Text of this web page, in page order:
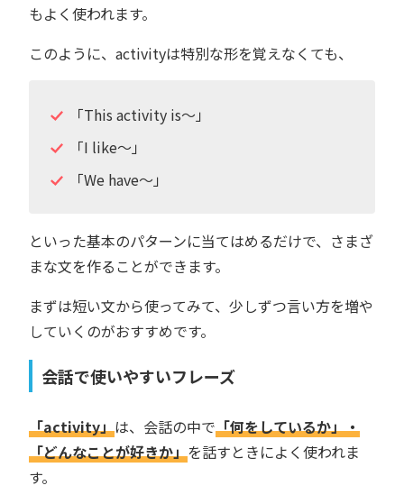
もよく使われます。
このように、activityは特別な形を覚えなくても、
「This activity is〜」
「I like〜」
「We have〜」
といった基本のパターンに当てはめるだけで、さまざ
まな文を作ることができます。
まずは短い文から使ってみて、少しずつ言い方を増や
していくのがおすすめです。
会話で使いやすいフレーズ
「activity」は、会話の中で「何をしているか」・
「どんなことが好きか」を話すときによく使われま
す。